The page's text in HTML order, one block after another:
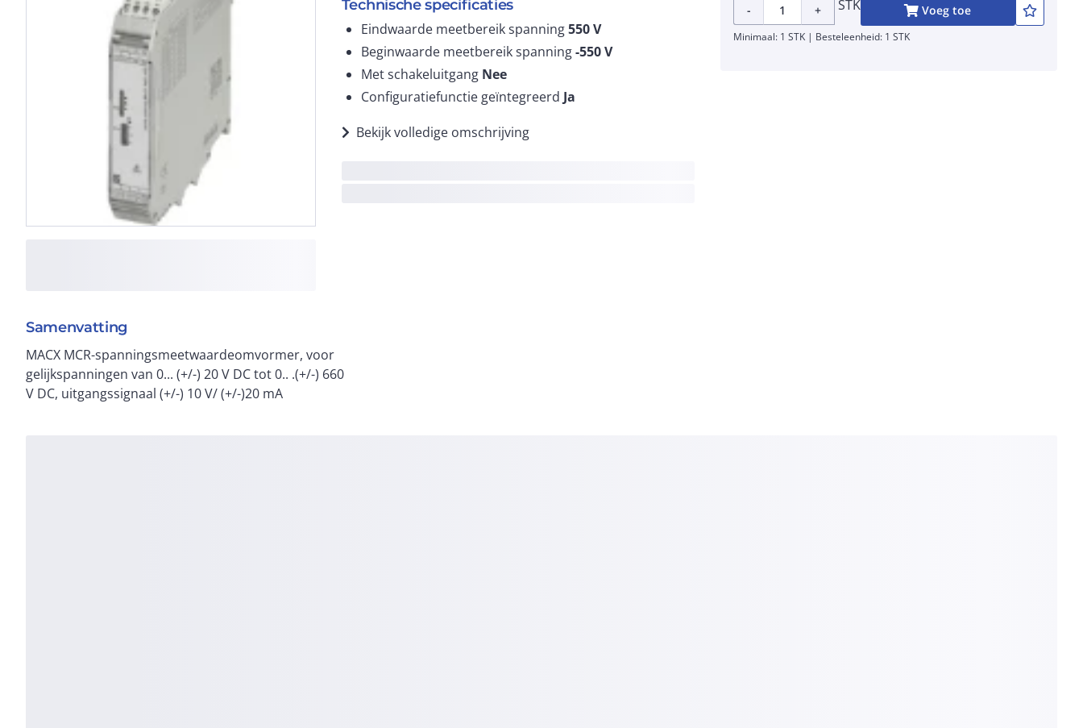
Technische specificaties
Eindwaarde meetbereik spanning550V
Beginwaarde meetbereik spanning-550V
Met schakeluitgang Nee
Configuratiefunctie geïntegreerd Ja
Bekijk volledige omschrijving
Samenvatting
MACX MCR-spanningsmeetwaardeomvormer, voor
gelijkspanningen van 0... (+/-) 20 V DC tot 0.. .(+/-) 660
V DC, uitgangssignaal (+/-) 10 V/ (+/-)20 mA
- + STK Voeg toe
Minimaal: 1 STK | Besteleenheid: 1 STK